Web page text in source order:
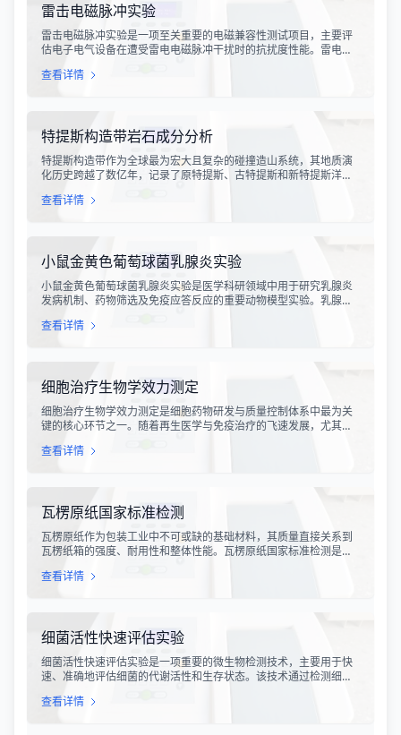
雷击电磁脉冲实验
雷击电磁脉冲实验是一项至关重要的电磁兼容性测试项目，主要评
估电子电气设备在遭受雷电电磁脉冲干扰时的抗扰度性能。雷电作
具有上升时间快、持续时间短、能量密度高等特点，可能对周围的
查看详情
特提斯构造带岩石成分分析
特提斯构造带作为全球最为宏大且复杂的碰撞造山系统，其地质演
化历史跨越了数亿年，记录了原特提斯、古特提斯和新特提斯洋的
板块俯冲、碰撞造山机制以及成矿作用规律的关键手段。特提斯构
查看详情
小鼠金黄色葡萄球菌乳腺炎实验
小鼠金黄色葡萄球菌乳腺炎实验是医学科研领域中用于研究乳腺炎
发病机制、药物筛选及免疫应答反应的重要动物模型实验。乳腺炎
和畜牧业经济均构成显著影响。金黄色葡萄球菌作为引发乳腺炎的
查看详情
细胞治疗生物学效力测定
细胞治疗生物学效力测定是细胞药物研发与质量控制体系中最为关
键的核心环节之一。随着再生医学与免疫治疗的飞速发展，尤其是
确地评估这些“活细胞药物”的临床治疗潜力，成为了监管部门与制药
查看详情
瓦楞原纸国家标准检测
瓦楞原纸作为包装工业中不可或缺的基础材料，其质量直接关系到
瓦楞纸箱的强度、耐用性和整体性能。瓦楞原纸国家标准检测是依
对瓦楞原纸的各项物理性能指标进行系统化测试和评价的过程。该
查看详情
细菌活性快速评估实验
细菌活性快速评估实验是一项重要的微生物检测技术，主要用于快
速、准确地评估细菌的代谢活性和生存状态。该技术通过检测细菌
细菌活性的定量数据，为环境监测、食品安全、医药研发和工业生
查看详情